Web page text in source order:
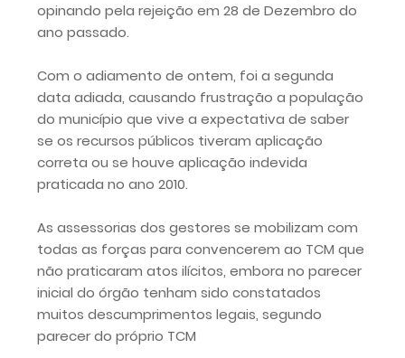
opinando pela rejeição em 28 de Dezembro do
ano passado.
Com o adiamento de ontem, foi a segunda
data adiada, causando frustração a população
do município que vive a expectativa de saber
se os recursos públicos tiveram aplicação
correta ou se houve aplicação indevida
praticada no ano 2010.
As assessorias dos gestores se mobilizam com
todas as forças para convencerem ao TCM que
não praticaram atos ilícitos, embora no parecer
inicial do órgão tenham sido constatados
muitos descumprimentos legais, segundo
parecer do próprio TCM